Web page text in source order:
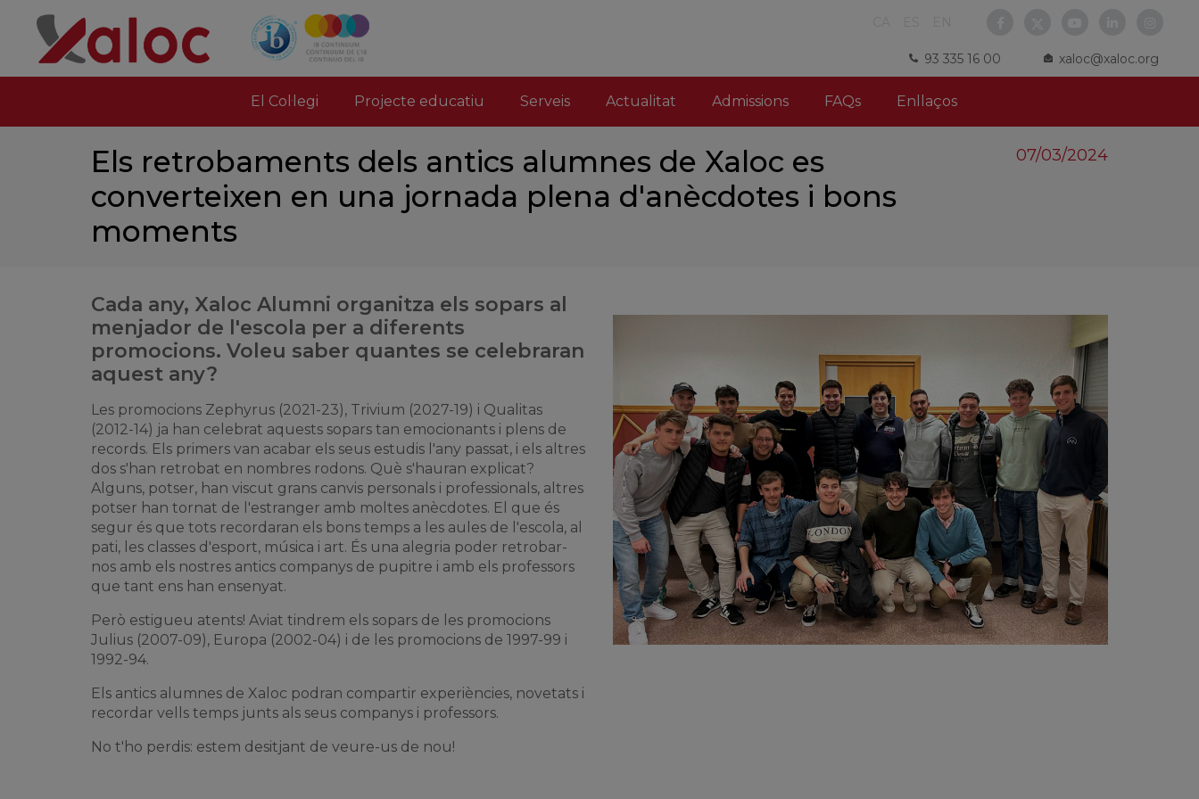
93 335 16 00 xaloc@xaloc.org
El Col·legi Projecte educatiu Serveis Actualitat Admissions FAQs Enllaços
Els retrobaments dels antics alumnes de Xaloc es
converteixen en una jornada plena d'anècdotes i bons
moments
07/03/2024
Cada any, Xaloc Alumni organitza els sopars al
menjador de l'escola per a diferents
promocions. Voleu saber quantes se celebraran
aquest any?
Les promocions Zephyrus (2021-23), Trivium (2027-19) i Qualitas
(2012-14) ja han celebrat aquests sopars tan emocionants i plens de
records. Els primers van acabar els seus estudis l'any passat, i els altres
dos s'han retrobat en nombres rodons. Què s'hauran explicat?
Alguns, potser, han viscut grans canvis personals i professionals, altres
potser han tornat de l'estranger amb moltes anècdotes. El que és
segur és que tots recordaran els bons temps a les aules de l'escola, al
pati, les classes d'esport, música i art. És una alegria poder retrobar-
nos amb els nostres antics companys de pupitre i amb els professors
que tant ens han ensenyat.
Però estigueu atents! Aviat tindrem els sopars de les promocions
Julius (2007-09), Europa (2002-04) i de les promocions de 1997-99 i
1992-94.
Els antics alumnes de Xaloc podran compartir experiències, novetats i
recordar vells temps junts als seus companys i professors.
No t'ho perdis: estem desitjant de veure-us de nou!